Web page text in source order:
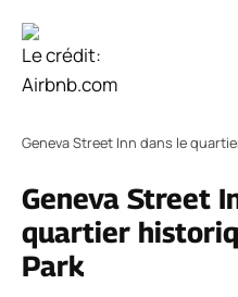
Le crédit:
Airbnb.com
Geneva Street Inn dans le
Geneva Street
quartier
Park